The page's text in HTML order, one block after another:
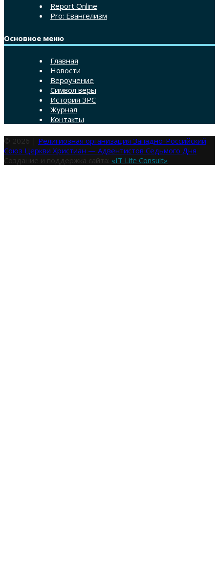
Report Online
Pro: Евангелизм
Основное меню
Главная
Новости
Вероучение
Символ веры
История ЗРС
Журнал
Контакты
© 2026 | Религиозная организация Западно-Российский
Союз Церкви Христиан — Адвентистов Седьмого Дня
Создание и поддержка сайта: «IT Life Consult»